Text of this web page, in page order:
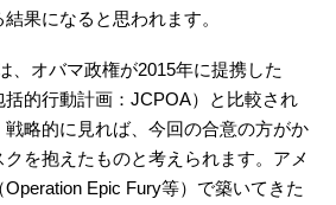
果になると思われます。
、オバマ政権が2015年に提携した
括的行動計画：JCPOA）と比較され
戦略的に見れば、今回の合意の方がか
を抱えたものと考えられます。アメ
Epic Fury等）で築いてきた